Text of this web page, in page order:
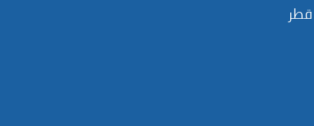
قطر